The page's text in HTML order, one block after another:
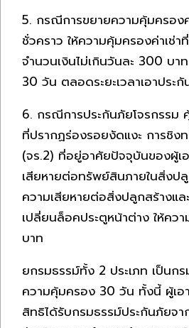
5. กรณีการขยายความคุ้มครอง
ชั่วคราว ให้ความคุ้มครองค่าเช่
จำนวนเงินไม่เกินวันละ 300 บา
30 วัน ตลอดระยะเวลาเอาประ
6. กรณีการประกันภัยโจรกรรม
ที่ปรากฏร่องรอยงัดแงะ การชิ
(จร.2) ที่อยู่อาศัยปัจจุบันของผู้เ
เสียหายต่อทรัพย์สินภายในสิ่งป
ความเสียหายต่อสิ่งปลูกสร้างแล
เปลี่ยนล็อคประตูหน้าต่าง ให้ค
บาท
ยกรมธรรม์ทั้ง 2 ประเภท เป็นกร
ความคุ้มครอง 30 วัน ทั้งนี้ ผู้เอ
สิทธิได้รับกรมธรรม์ประกันภัยจา